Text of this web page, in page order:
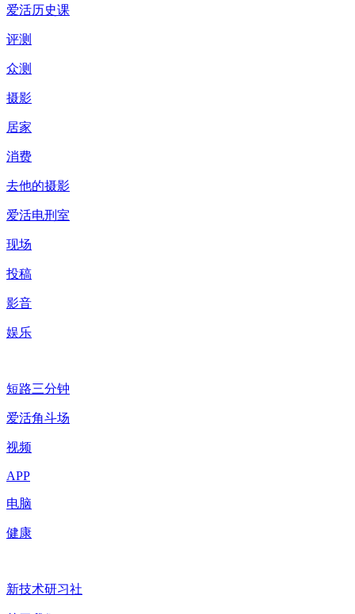
爱活历史课
评测
众测
摄影
居家
消费
去他的摄影
爱活电刑室
现场
投稿
影音
娱乐
短路三分钟
爱活角斗场
视频
APP
电脑
健康
新技术研习社